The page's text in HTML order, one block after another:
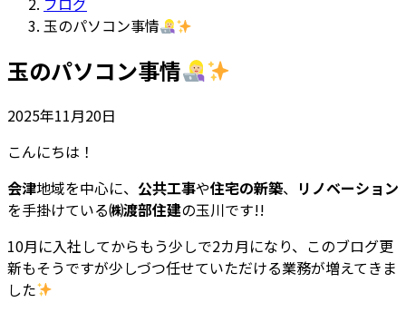
玉のパソコン事情
玉のパソコン事情
2025年11月20日
こんにちは！
会津地域を中心に、 公共工事や住宅の新築、 リノベーション
を手掛けている㈱渡部住建の玉川です!!
10月に入社してからもう少しで2カ月になり、このブログ更
新もそうですが少しづつ任せていただける業務が増えてきま
した